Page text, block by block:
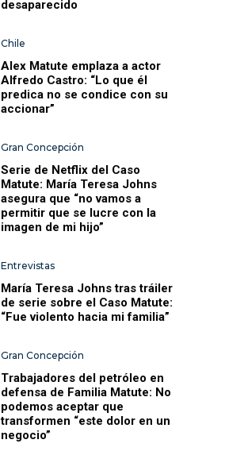
desaparecido
Chile
Alex Matute emplaza a actor
Alfredo Castro: “Lo que él
predica no se condice con su
accionar”
Gran Concepción
Serie de Netflix del Caso
Matute: María Teresa Johns
asegura que “no vamos a
permitir que se lucre con la
imagen de mi hijo”
Entrevistas
María Teresa Johns tras tráiler
de serie sobre el Caso Matute:
“Fue violento hacia mi familia”
Gran Concepción
Trabajadores del petróleo en
defensa de Familia Matute: No
podemos aceptar que
transformen “este dolor en un
negocio”